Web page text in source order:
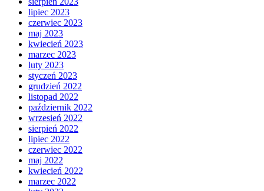
lipiec 2023
czerwiec 2023
maj 2023
kwiecień 2023
marzec 2023
luty 2023
styczeń 2023
grudzień 2022
listopad 2022
październik 2022
wrzesień 2022
sierpień 2022
lipiec 2022
czerwiec 2022
maj 2022
kwiecień 2022
marzec 2022